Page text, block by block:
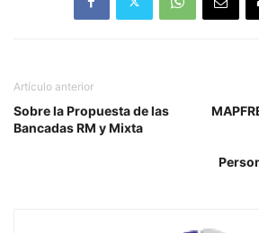
Artículo anterior
Sobre la Propuesta de las
Bancadas RM y Mixta